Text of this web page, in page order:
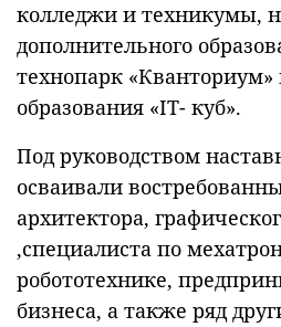
колледжи и техникумы,
дополнительного
технопарк
образования «IT- куб».
Под руководством
осваивали
архитектора,
,специалиста по
робототехнике,
бизнеса, а также ряд